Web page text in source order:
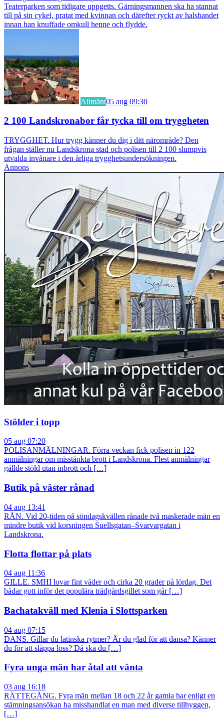
Teaterparken som tidigare uppgetts. Gärningsmannen ska ha stannat
till på sin cykel, pratat med kvinnan och därefter ryckt av halsbandet
innan han knuffade omkull henne och flydde.
Allmänt05 aug 09:30
2 100 Landskronabor får tycka till om tryggheten
TRYGGHET. Hur trygg känner du dig i ditt närområde? Den
frågan ställer nu Landskrona stad och polisen till 2 100 slumpvis
utvalda invånare i den årliga trygghetsundersökningen.
Annons
Stölder i topp
05 aug 07:20
POLISANMÄLNINGAR. Förra veckan fick polisen in 122
anmälningar om misstänkta brott i Landskrona. Flest anmälningar
gällde stöld utan inbrott och […]
Butik på väster rånad
04 aug 13:41
RÅN. Vid 20-tiden på söndagskvällen rånade två maskerade män en
mindre butik vid korsningen Suellsgatan–Svarvargatan i
Landskrona.
Flotta flottar på plats
04 aug 11:36
GILLE. SMHI lovar fint väder och cirka 20 grader på lördag. Det
bådar gott inför det populära trädgårdsgillet som går […]
Bachatakväll med Klenia i Slottsparken
04 aug 07:15
DANS. Gillar du latinska rytmer? Är du glad för att dansa? Känner
du för att släppa loss? Då ska du […]
Fyra unga män har åtal att vänta
03 aug 16:18
RÄTTEGÅNG. Fyra män mellan 18 och 22 år gamla har enligt en
stämningsansökan ha misshandlat en man med diverse tillhyggen,
[…]